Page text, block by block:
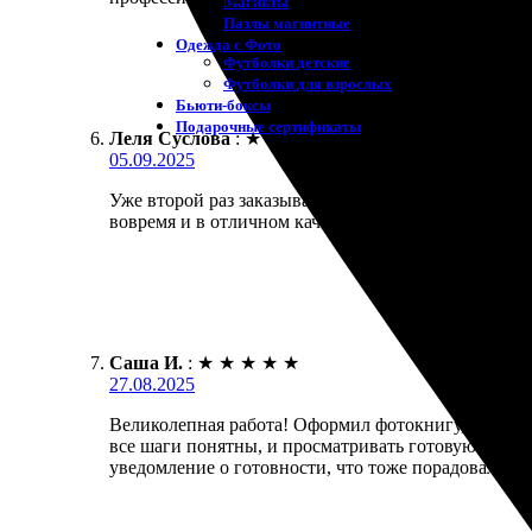
Пазлы магнитные
Одежда с Фото
Футболки детские
Футболки для взрослых
Бьюти-боксы
Подарочные сертификаты
Леля Суслова : ★ ★ ★ ★ ★
05.09.2025
Уже второй раз заказываю печать фотокниги.
вовремя и в отличном качестве. Картинки
Саша И. : ★ ★ ★ ★ ★
27.08.2025
Великолепная работа! Оформил фотокнигу, и
все шаги понятны, и просматривать готовую
уведомление о готовности, что тоже порадовало.